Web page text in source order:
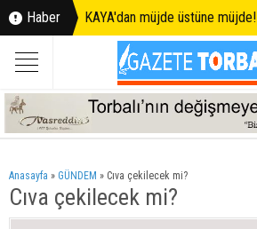
Haber KAYA'dan müjde üstüne müjde!
Anasayfa » GÜNDEM » Cıva çekilecek mi?
Cıva çekilecek mi?